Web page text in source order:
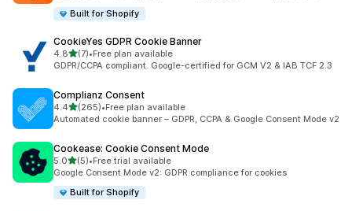
Built for Shopify
CookieYes GDPR Cookie Banner
4.85つ星中
(7)
合計レビュー数：7件
•Free plan available
GDPR/CCPA compliant. Google-certified for GCM V2 & IAB TCF 2.3
Complianz Consent
4.45つ星中
(265)
合計レビュー数：265件
•Free plan available
Automated cookie banner – GDPR, CCPA & Google Consent Mode v2
Cookease: Cookie Consent Mode
5.05つ星中
(5)
合計レビュー数：5件
•Free trial available
Google Consent Mode v2: GDPR compliance for cookies
Built for Shopify